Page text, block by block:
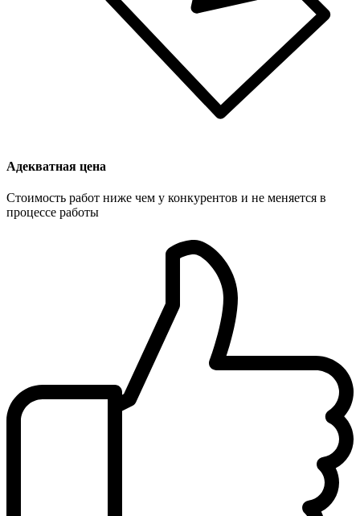
Адекватная цена
Стоимость работ ниже чем у конкурентов и не меняется в
процессе работы